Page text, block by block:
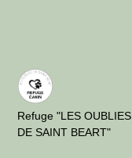
Refuge "LES OUBLIES
DE SAINT BEART"